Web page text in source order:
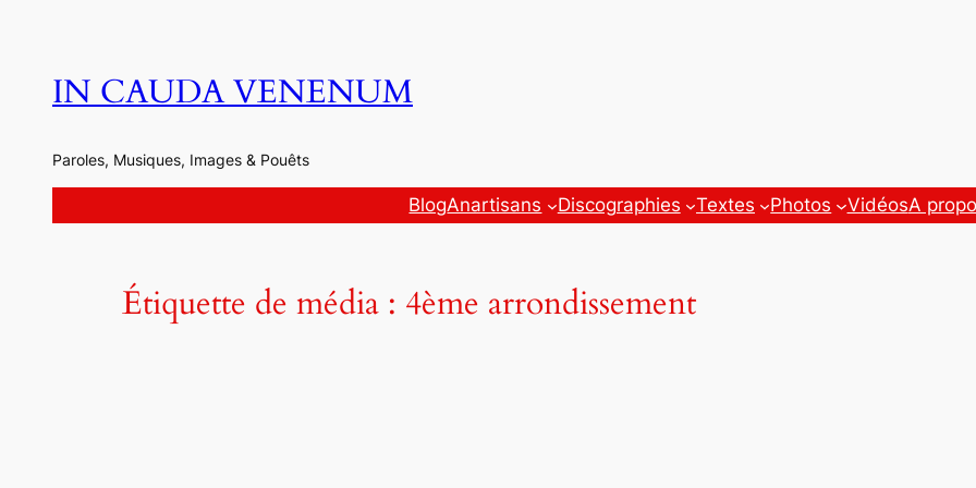
contenuIN CAUDA VENENUM
Paroles, Musiques, Images & Pouêts
BlogAnartisans Discographies Textes Photos VidéosA
Étiquette de média : 4ème arrondissement